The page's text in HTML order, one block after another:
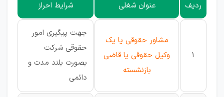
ردیف عنوان شغلی شرایط احراز
1
مشاور حقوقی یا یک
وکیل حقوقی یا قاضی
بازنشسته
جهت پیگیری امور
حقوقی شرکت
بصورت بلند مدت و
دائمی